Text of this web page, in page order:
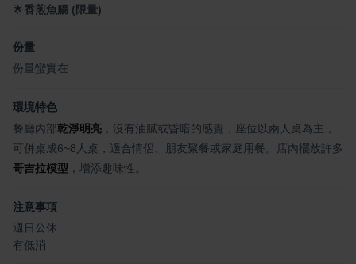
🌟香煎魚腸 (限量)
份量
份量蠻實在
環境特色
餐廳內部乾淨明亮 ，沒有油膩或昏暗的感覺，座位以兩人桌為主，
可併桌成6~8人桌，適合情侶、朋友聚餐或家庭用餐。店內擺放許多
哥吉拉模型 ，增添趣味性。
注意事項
週日公休
有低消